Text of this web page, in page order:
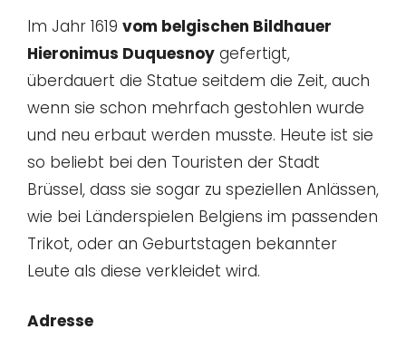
Im Jahr 1619 vom belgischen Bildhauer
Hieronimus Duquesnoy gefertigt,
überdauert die Statue seitdem die Zeit, auch
wenn sie schon mehrfach gestohlen wurde
und neu erbaut werden musste. Heute ist sie
so beliebt bei den Touristen der Stadt
Brüssel, dass sie sogar zu speziellen Anlässen,
wie bei Länderspielen Belgiens im passenden
Trikot, oder an Geburtstagen bekannter
Leute als diese verkleidet wird.
Adresse